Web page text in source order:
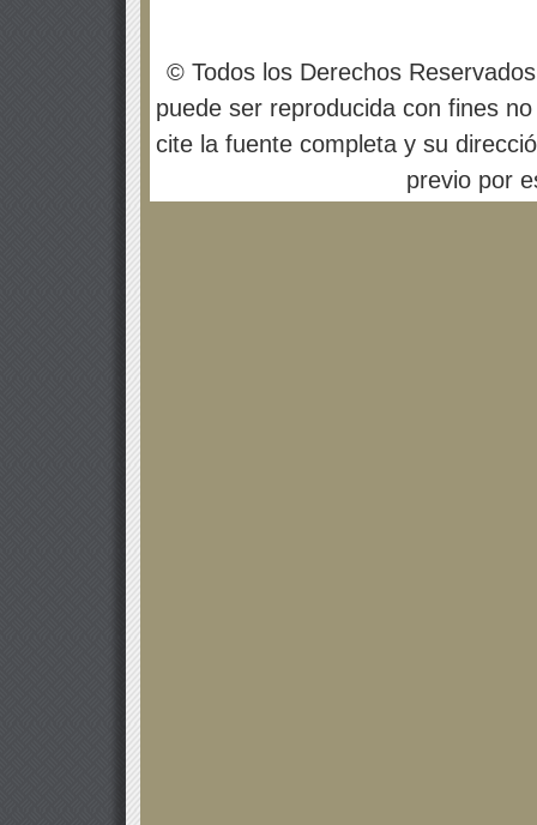
© Todos los Derechos
puede ser reproducida con fines
cite la fuente completa y su
previo por